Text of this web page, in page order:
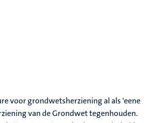
voor grondwetsherziening al als 'eene
van de Grondwet tegenhouden.